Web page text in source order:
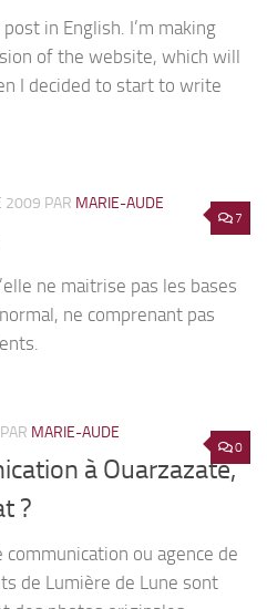
in English. I’m making
of the website, which will
I decided to start to write
7
2009 PAR MARIE-AUDE
ne maitrise pas les bases
ne comprenant pas
0
PAR MARIE-AUDE
à Ouarzazate,
?
communication ou agence de
de Lumière de Lune sont